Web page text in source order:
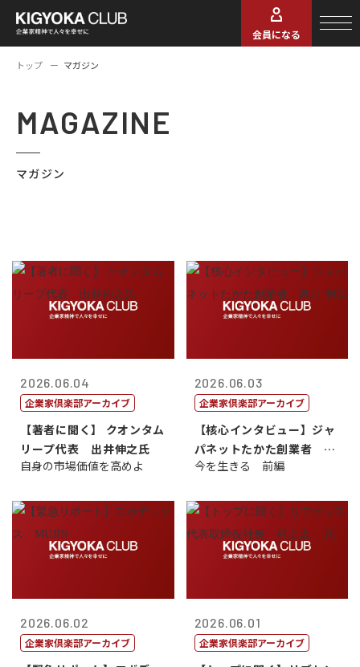
会員になる
トップ マガジン
MAGAZINE
マガジン
2026.06.04
企業家倶楽部アーカイブ
【著者に聞く】 クオンタム
リープ代表 出井伸之氏
自身の市場価値を高めよ
2026.06.03
企業家倶楽部アーカイブ
【核心インタビュー】ジャ
パネットたかた創業者 髙
田 明氏
今を生きる 前編
2026.06.02
企業家倶楽部アーカイブ
2026.06.01
企業家倶楽部アーカイブ